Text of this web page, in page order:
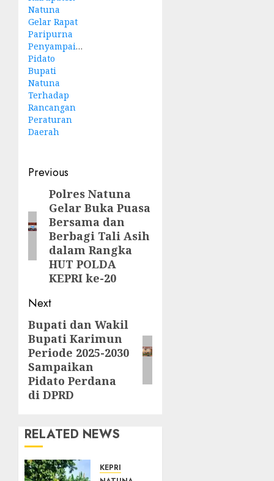
Natuna
Gelar Rapat
Paripurna
Penyampaian
Pidato
Bupati
Natuna
Terhadap
Rancangan
Peraturan
Daerah
Post
navigation
Previous
Previous
post:
Polres Natuna
Gelar Buka Puasa
Bersama dan
Berbagi Tali Asih
dalam Rangka
HUT POLDA
KEPRI ke-20
Next
Next
post:
Bupati dan Wakil
Bupati Karimun
Periode 2025-2030
Sampaikan
Pidato Perdana
di DPRD
RELATED NEWS
KEPRI